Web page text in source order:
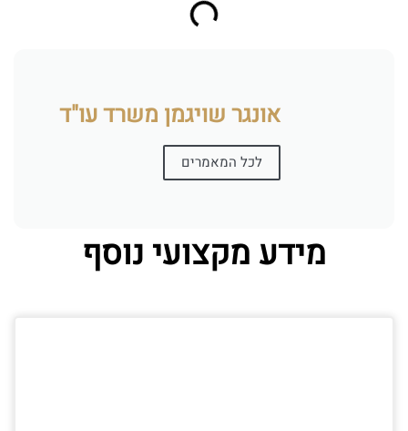
אונגר שויגמן משרד עו"ד
לכל המאמרים
מידע מקצועי נוסף